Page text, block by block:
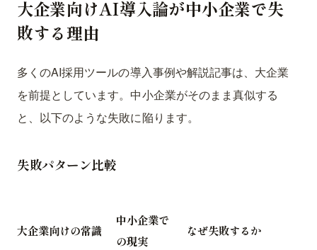
大企業向けAI導入論が中小企業で失
敗する理由
多くのAI採用ツールの導入事例や解説記事は、大企業
を前提としています。中小企業がそのまま真似する
と、以下のような失敗に陥ります。
失敗パターン比較
大企業向けの常識
中小企業で
の現実
なぜ失敗するか